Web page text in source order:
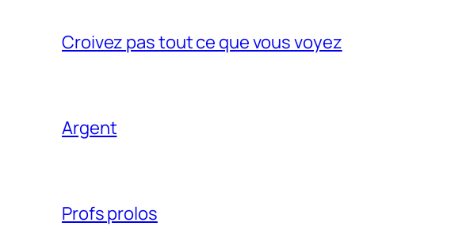
Croivez pas tout ce que vous voyez
Argent
Profs prolos